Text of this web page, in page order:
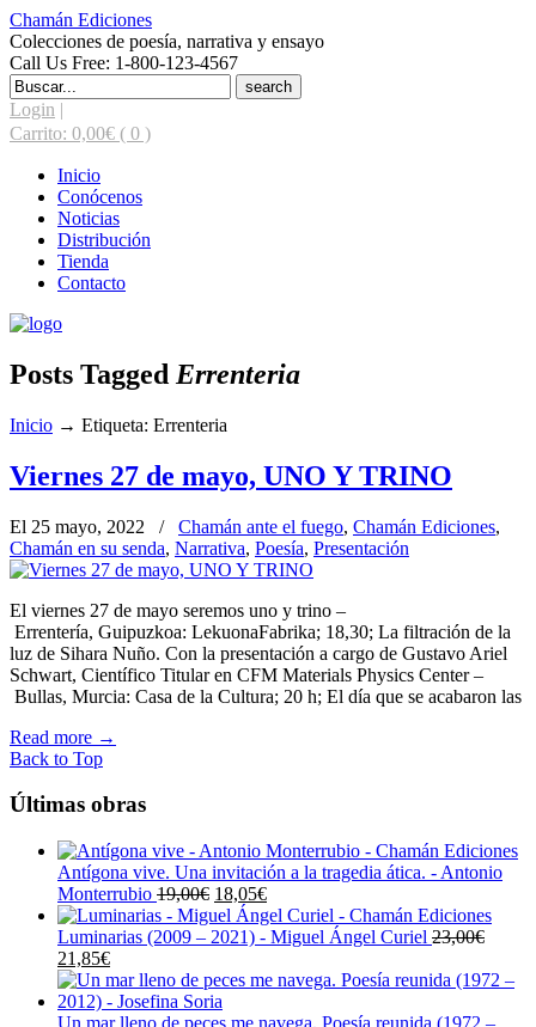
Chamán Ediciones
Colecciones de poesía, narrativa y ensayo
Call Us Free: 1-800-123-4567
Search
for:
Login |
Carrito: 0,00€ ( 0 )
Inicio
Conócenos
Noticias
Distribución
Tienda
Contacto
Posts Tagged Errenteria
Inicio → Etiqueta: Errenteria
Viernes 27 de mayo, UNO Y TRINO
El 25 mayo, 2022 / Chamán ante el fuego, Chamán Ediciones,
Chamán en su senda, Narrativa, Poesía, Presentación
El viernes 27 de mayo seremos uno y trino –
Errentería, Guipuzkoa: LekuonaFabrika; 18,30; La filtración de la
luz de Sihara Nuño. Con la presentación a cargo de Gustavo Ariel
Schwart, Científico Titular en CFM Materials Physics Center –
Bullas, Murcia: Casa de la Cultura; 20 h; El día que se acabaron las
Read more →
Back to Top
Últimas obras
Antígona vive. Una invitación a la tragedia ática. - Antonio
Monterrubio 19,00€ El
precio
original
19,00€.
18,05€El
precio
actual
18,05€.
Luminarias (2009 – 2021) - Miguel Ángel Curiel 23,00€
El
precio
original
era:
21,85€El
precio
actual
es:
Un mar lleno de peces me navega. Poesía reunida (1972 –